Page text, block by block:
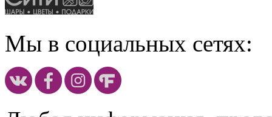
Мы в социальных сетях: